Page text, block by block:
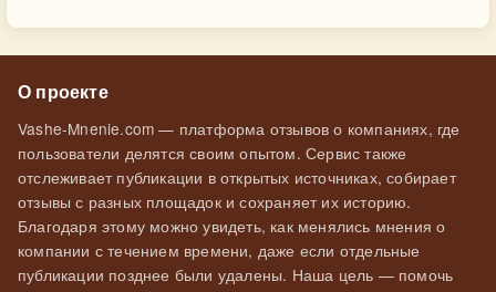
О проекте
Vashe-Mnenie.com — платформа отзывов о компаниях, где
пользователи делятся своим опытом. Сервис также
отслеживает публикации в открытых источниках, собирает
отзывы с разных площадок и сохраняет их историю.
Благодаря этому можно увидеть, как менялись мнения о
компании с течением времени, даже если отдельные
публикации позднее были удалены. Наша цель — помочь